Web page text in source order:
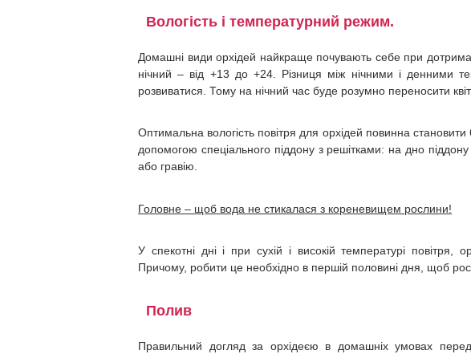
Вологість і температурний режим.
Домашні види орхідей найкраще почувають себе при
нічний – від +13 до +24. Різниця між нічними і денними
розвиватися. Тому на нічний час буде розумно переносити
Оптимальна вологість повітря для орхідей повинна
допомогою спеціального піддону з решітками: на дно
або гравію.
Головне – щоб вода не стикалася з кореневищем рослини!
У спекотні дні і при сухій і високій температурі повітря,
Причому, робити це необхідно в першій половині дня, щоб
Полив
Правильний догляд за орхідеєю в домашніх умовах